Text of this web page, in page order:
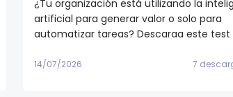
¿Tu organización está utilizando la
artificial para generar valor o solo para
automatizar tareas? Descarga este test
encuentra tu área de People. Obtén un
14/07/2026 7